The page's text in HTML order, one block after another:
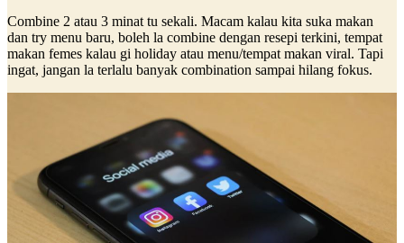
Combine 2 atau 3 minat tu sekali. Macam kalau kita suka makan
dan try menu baru, boleh la combine dengan resepi terkini, tempat
makan femes kalau gi holiday atau menu/tempat makan viral. Tapi
ingat, jangan la terlalu banyak combination sampai hilang fokus.